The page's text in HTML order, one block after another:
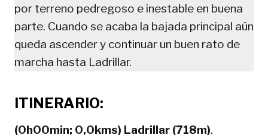
por terreno pedregoso e inestable en buena
parte. Cuando se acaba la bajada principal aún
queda ascender y continuar un buen rato de
marcha hasta Ladrillar.
ITINERARIO:
(0h00min; 0,0kms) Ladrillar (718m).